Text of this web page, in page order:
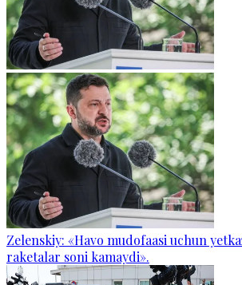
Zelenskiy: «Havo mudofaasi uchun
raketalar soni kamaydi».